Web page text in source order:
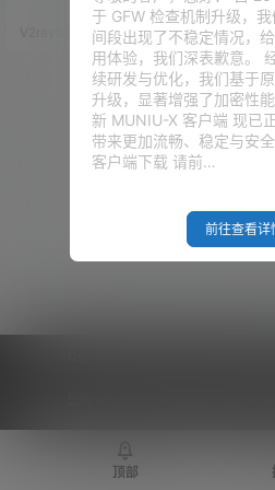
心端口默认被封 但今天要讲的方
案，只需要一台能本地能上网的
VPS 或本地服务器，就能用 Clou
dflare 的隧道服务，把你的网站
发布到全球，并且使用国际域
名，和普通的网站看起来没有任
何区别！ 重点是：永久免
费！！！！ 本期视频 准备工作
1、国际域名一个，推…
V2raySSR综合网 25年5月31日
于 GFW 检查机制升级，
间段出现了不稳定情况，
用体验，我们深表歉意。
续研发与优化，我们基于
升级，显著增强了加密性
新 MUNIU-X 客户端 现已
带来更加流畅、稳定与安
客户端下载 请前…
前往查看详
顶部